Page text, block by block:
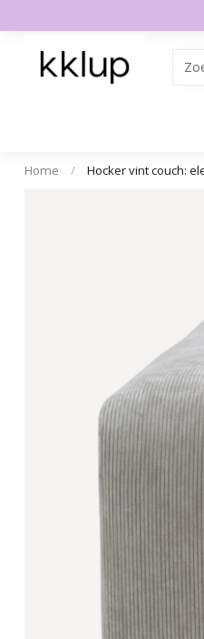
Home / Hocker vint couch: